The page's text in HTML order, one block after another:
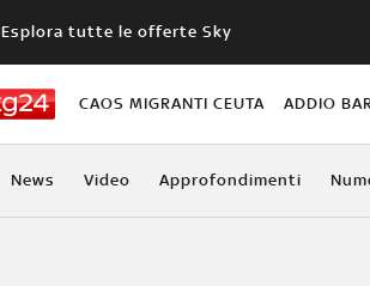
Esplora tutte le offerte Sky
CAOS MIGRANTI CEUTA ADDIO
News Video Approfondimenti